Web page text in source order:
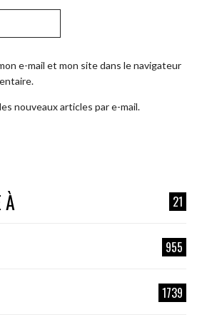
e-mail et mon site dans le navigateur
nouveaux articles par e-mail.
À 21
955
1739